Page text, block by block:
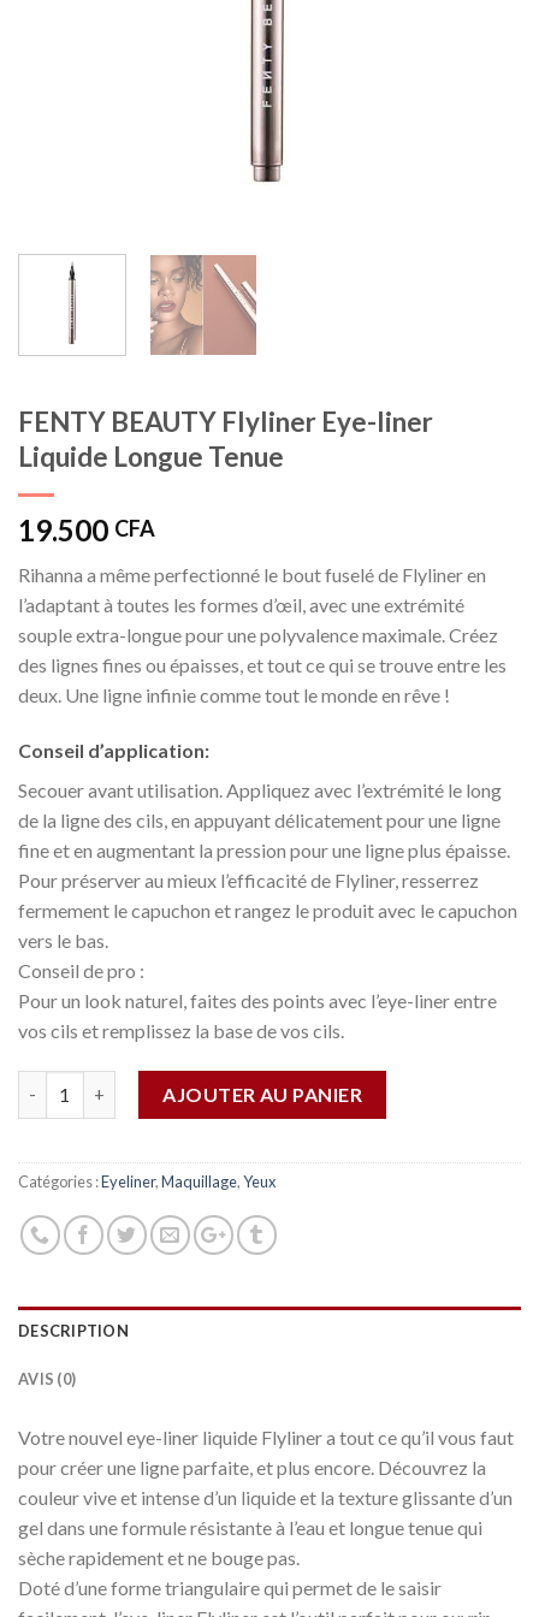
FENTY BEAUTY Flyliner Eye-liner
Liquide Longue Tenue
19.500 CFA
Rihanna a même perfectionné le bout fuselé de Flyliner en
l’adaptant à toutes les formes d’œil, avec une extrémité
souple extra-longue pour une polyvalence maximale. Créez
des lignes fines ou épaisses, et tout ce qui se trouve entre les
deux. Une ligne infinie comme tout le monde en rêve !
Conseil d’application:
Secouer avant utilisation. Appliquez avec l’extrémité le long
de la ligne des cils, en appuyant délicatement pour une ligne
fine et en augmentant la pression pour une ligne plus épaisse.
Pour préserver au mieux l’efficacité de Flyliner, resserrez
fermement le capuchon et rangez le produit avec le capuchon
vers le bas.
Conseil de pro :
Pour un look naturel, faites des points avec l’eye-liner entre
vos cils et remplissez la base de vos cils.
AJOUTER AU PANIER
Catégories :Eyeliner,Maquillage,Yeux
DESCRIPTION
AVIS (0)
Votre nouvel eye-liner liquide Flyliner a tout ce qu’il vous faut
pour créer une ligne parfaite, et plus encore. Découvrez la
couleur vive et intense d’un liquide et la texture glissante d’un
gel dans une formule résistante à l’eau et longue tenue qui
sèche rapidement et ne bouge pas.
Doté d’une forme triangulaire qui permet de le saisir